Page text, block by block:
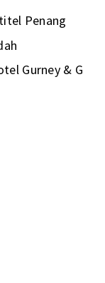
Penang
Gurney & G